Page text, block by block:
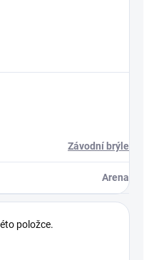
Závodní brýle
Arena
položce.